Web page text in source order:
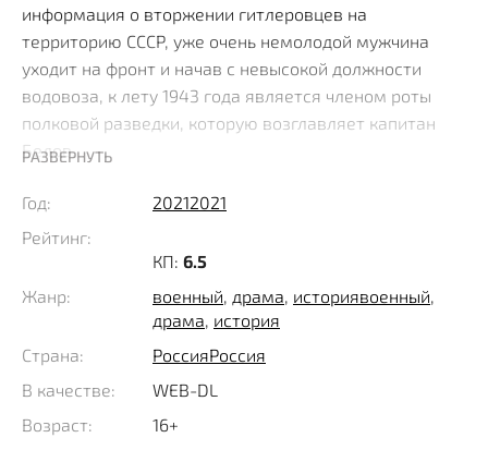
информация о вторжении гитлеровцев на
территорию СССР, уже очень немолодой мужчина
уходит на фронт и начав с невысокой должности
водовоза, к лету 1943 года является членом роты
полковой разведки, которую возглавляет капитан
Белов.
Пройдя через немало испытаний, ветеран
доказывает свою состоятельность и добивается
полного доверия товарищей. Во время очередного
обнаруживают искусно замаскированные немецкие
удар по наступающей армии. Поскольку в результате
огневого контакта на ногах остается лишь герой,
именно ему раненый командир поручает добраться
РАЗВЕРНУТЬ
Год: 20212021
Рейтинг:
КП: 6.5
Жанр:
военный драма историявоенный
драма история
Страна:
РоссияРоссия
В качестве:
WEB-DL
Возраст:
16+